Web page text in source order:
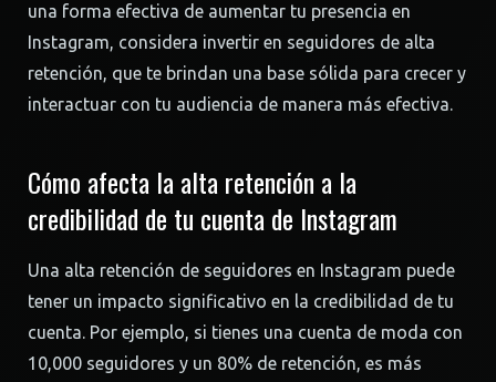
una forma efectiva de aumentar tu presencia en
Instagram, considera invertir en seguidores de alta
retención, que te brindan una base sólida para crecer y
interactuar con tu audiencia de manera más efectiva.
Cómo afecta la alta retención a la
credibilidad de tu cuenta de Instagram
Una alta retención de seguidores en Instagram puede
tener un impacto significativo en la credibilidad de tu
cuenta. Por ejemplo, si tienes una cuenta de moda con
10,000 seguidores y un 80% de retención, es más